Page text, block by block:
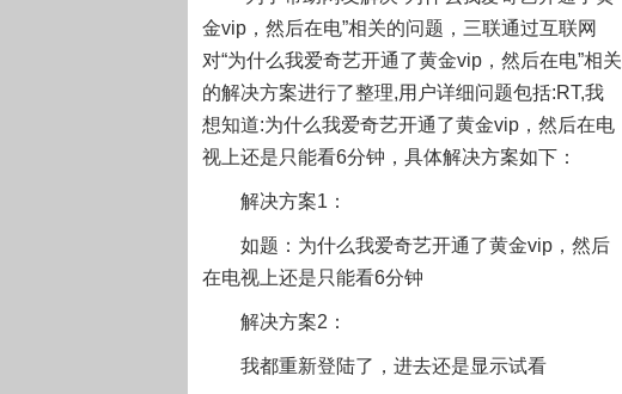
金vip，然后在电”相关的问题，三联通过互联网
对“为什么我爱奇艺开通了黄金vip，然后在电”相关
的解决方案进行了整理,用户详细问题包括:RT,我
想知道:为什么我爱奇艺开通了黄金vip，然后在电
视上还是只能看6分钟，具体解决方案如下：
解决方案1：
如题：为什么我爱奇艺开通了黄金vip，然后
在电视上还是只能看6分钟
解决方案2：
我都重新登陆了，进去还是显示试看